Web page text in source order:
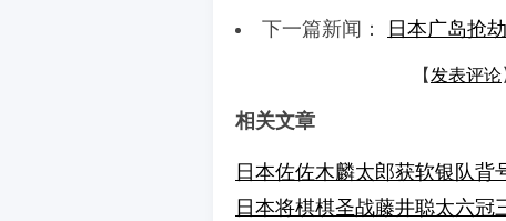
下一篇新闻： 日本广岛抢
【 发表评论
相关文章
日本佐佐木麟太郎获软银队背
日本将棋棋圣战藤井聪太六冠